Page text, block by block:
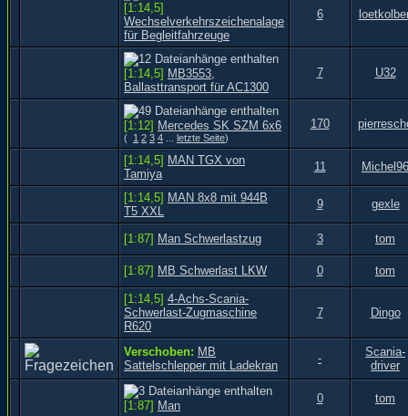
[1:14,5]
Wechselverkehrszeichenalage
für Begleitfahrzeuge
6
[1:14,5] MB3553,
Ballasttransport für AC1300
7 U32
[1:12] Mercedes SK SZM 6x6
( 1 2 3 4 letzte Seite)
170
[1:14,5] MAN TGX von
Tamiya
11 Michel96
[1:14,5] MAN 8x8 mit 944B
T5 XXL
9 gexle
[1:87] Man Schwerlastzug 3 tom
[1:87] MB Schwerlast LKW 0 tom
[1:14,5] 4-Achs-Scania-
Schwerlast-Zugmaschine
R620
7 Dingo
Verschoben: MB
Sattelschlepper mit Ladekran
-
Scania-
driver
[1:87] Man
0 tom